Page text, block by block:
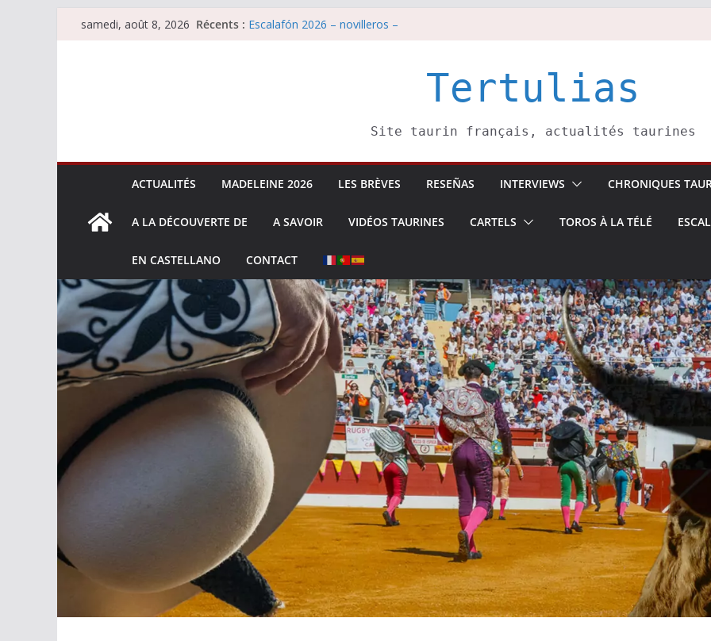
Passersamedi, août 8, 2026 Récents : Escalafón 2026 – novilleros –
Tertulias
Site taurin français, actualités taurines
ACTUALITÉS MADELEINE 2026 LES BRÈVES RESEÑAS INTERVIEWS CHRONIQUES
A LA DÉCOUVERTE DE A SAVOIR VIDÉOS TAURINES CARTELS TOROS À LA TÉLÉ
EN CASTELLANO CONTACT